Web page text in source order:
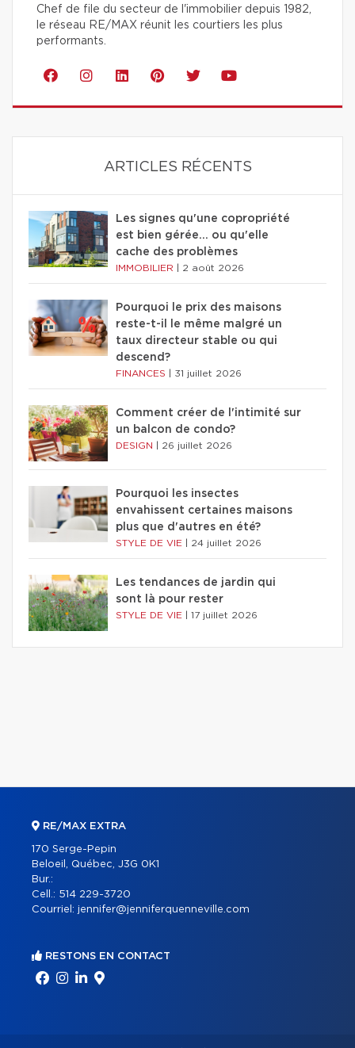
Chef de file du secteur de l'immobilier depuis 1982,
le réseau RE/MAX réunit les courtiers les plus
performants.
ARTICLES RÉCENTS
Les signes qu'une copropriété
est bien gérée… ou qu'elle
cache des problèmes
IMMOBILIER 2 août 2026
Pourquoi le prix des maisons
reste-t-il le même malgré un
taux directeur stable ou qui
descend?
FINANCES 31 juillet 2026
Comment créer de l'intimité sur
un balcon de condo?
DESIGN 26 juillet 2026
Pourquoi les insectes
envahissent certaines maisons
plus que d'autres en été?
STYLE DE VIE 24 juillet 2026
Les tendances de jardin qui
sont là pour rester
STYLE DE VIE 17 juillet 2026
RE/MAX EXTRA
170 Serge-Pepin
Beloeil, Québec, J3G 0K1
Bur.:
Cell.: 514 229-3720
Courriel: jennifer@jenniferquenneville.com
RESTONS EN CONTACT